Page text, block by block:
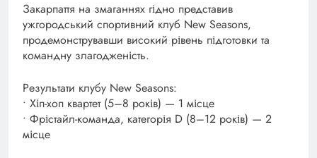
Закарпаття на змаганнях гідно представив
ужгородський спортивний клуб New Seasons,
продемонструвавши високий рівень підготовки та
командну злагодженість.
Результати клубу New Seasons:
• Хіп-хоп квартет (5–8 років) — 1 місце
• Фрістайл-команда, категорія D (8–12 років) — 2
місце